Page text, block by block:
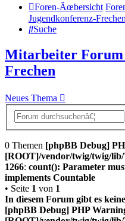
Foren-Ãœbersicht
Jugendkonferenz-
Suche
Mitarbeiter Forum
Frechen
Neues Thema
0 Themen [phpBB Debug]
[ROOT]/vendor/twig/twig/
1266: count(): Parameter
implements Countable
• Seite 1 von 1
In diesem Forum gibt es
[phpBB Debug] PHP